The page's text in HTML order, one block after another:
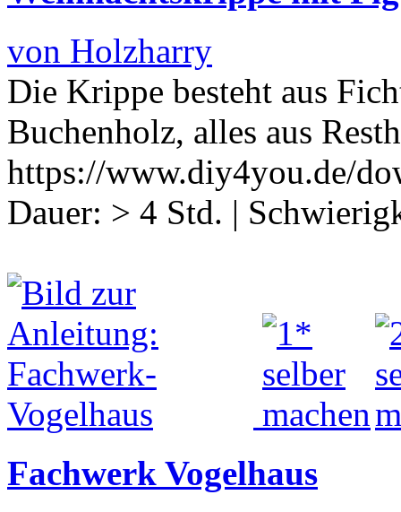
von Holzharry
Die Krippe besteht aus
Buchenholz, alles aus
https://www.diy4you.de/
Dauer: > 4 Std. |
Fachwerk Vogelhaus